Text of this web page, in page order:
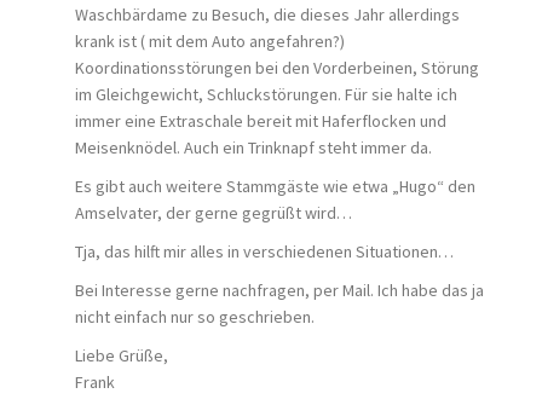
Waschbärdame zu Besuch, die dieses Jahr allerdings
krank ist ( mit dem Auto angefahren?)
Koordinationsstörungen bei den Vorderbeinen, Störung
im Gleichgewicht, Schluckstörungen. Für sie halte ich
immer eine Extraschale bereit mit Haferflocken und
Meisenknödel. Auch ein Trinknapf steht immer da.
Es gibt auch weitere Stammgäste wie etwa „Hugo“ den
Amselvater, der gerne gegrüßt wird…
Tja, das hilft mir alles in verschiedenen Situationen…
Bei Interesse gerne nachfragen, per Mail. Ich habe das ja
nicht einfach nur so geschrieben.
Liebe Grüße,
Frank